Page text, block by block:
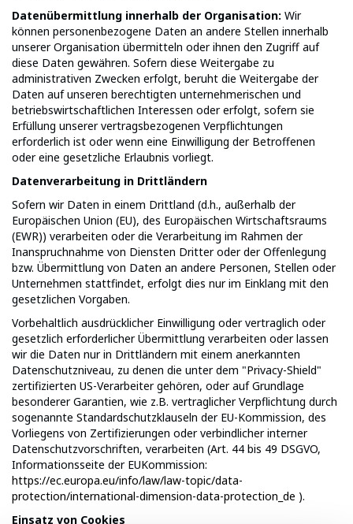
Datenübermittlung innerhalb der Organisation: Wir
können personenbezogene Daten an andere Stellen innerhalb
unserer Organisation übermitteln oder ihnen den Zugriff auf
diese Daten gewähren. Sofern diese Weitergabe zu
administrativen Zwecken erfolgt, beruht die Weitergabe der
Daten auf unseren berechtigten unternehmerischen und
betriebswirtschaftlichen Interessen oder erfolgt, sofern sie
Erfüllung unserer vertragsbezogenen Verpflichtungen
erforderlich ist oder wenn eine Einwilligung der Betroffenen
oder eine gesetzliche Erlaubnis vorliegt.
Datenverarbeitung in Drittländern
Sofern wir Daten in einem Drittland (d.h., außerhalb der
Europäischen Union (EU), des Europäischen Wirtschaftsraums
(EWR)) verarbeiten oder die Verarbeitung im Rahmen der
Inanspruchnahme von Diensten Dritter oder der Offenlegung
bzw. Übermittlung von Daten an andere Personen, Stellen oder
Unternehmen stattfindet, erfolgt dies nur im Einklang mit den
gesetzlichen Vorgaben.
Vorbehaltlich ausdrücklicher Einwilligung oder vertraglich oder
gesetzlich erforderlicher Übermittlung verarbeiten oder lassen
wir die Daten nur in Drittländern mit einem anerkannten
Datenschutzniveau, zu denen die unter dem "Privacy-Shield"
zertifizierten US-Verarbeiter gehören, oder auf Grundlage
besonderer Garantien, wie z.B. vertraglicher Verpflichtung durch
sogenannte Standardschutzklauseln der EU-Kommission, des
Vorliegens von Zertifizierungen oder verbindlicher interner
Datenschutzvorschriften, verarbeiten (Art. 44 bis 49 DSGVO,
Informationsseite der EUKommission:
https://ec.europa.eu/info/law/law-topic/data-
protection/international-dimension-data-protection_de ).
Einsatz von Cookies